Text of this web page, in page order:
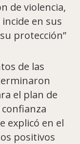
de violencia,
en sus
protección”
de las
el plan de
explicó en el
positivos